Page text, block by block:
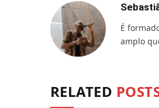
É
amplo
RELATED